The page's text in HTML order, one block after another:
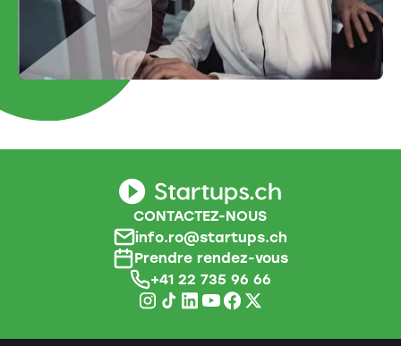
CONTACTEZ-NOUS
info.ro@startups.ch
Prendre rendez-vous
+41 22 735 96 66